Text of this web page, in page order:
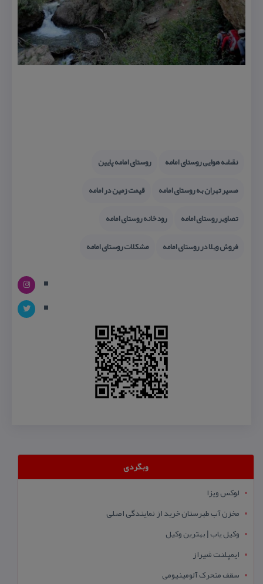
نقشه هوایی روستای امامه
روستای امامه پایین
مسیر تهران به روستای امامه
قیمت زمین در امامه
تصاویر روستای امامه
رودخانه روستای امامه
فروش ویلا در روستای امامه
مشكلات روستای امامه
وبگردی
لوکس ویزا
مخزن آب طبرستان خرید از نمایندگی اصلی
وکیل یاب | بهترین وکیل
ایمپلنت شیراز
سقف متحرک آلومینیومی